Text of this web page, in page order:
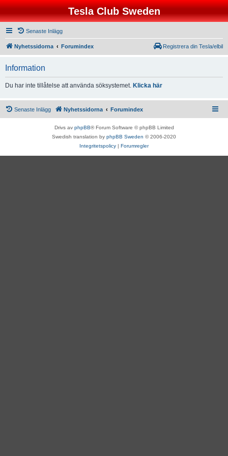
Tesla Club Sweden
Senaste Inlägg
Nyhetssidorna Forumindex Registrera din Tesla/elbil
Information
Du har inte tillåtelse att använda söksystemet. Klicka här
Senaste Inlägg Nyhetssidorna Forumindex
Drivs av phpBB® Forum Software © phpBB Limited
Swedish translation by phpBB Sweden © 2006-2020
Integritetspolicy | Forumregler